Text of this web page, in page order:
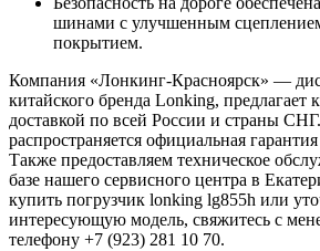
шинами с улучшенным
покрытием.
Компания «Лонкинг-Красноярск» —
китайского бренда Lonking, предлагает
доставкой по всей России и страны
распространяется официальная
Также предоставляем техническое
базе нашего сервисного центра в
купить погрузчик lonking lg855h или
интересующую модель, свяжитесь с
телефону +7 (923) 281 10 70.